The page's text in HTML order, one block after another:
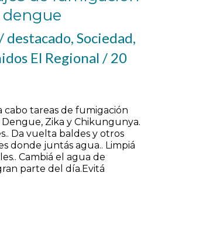
destacado,Sociedad,
El Regional/ 20
cabo tareas de fumigación
Zika y Chikungunya.
Da vuelta baldes y otros
donde juntás agua.. Limpiá
Cambiá el agua de
parte del día.Evitá